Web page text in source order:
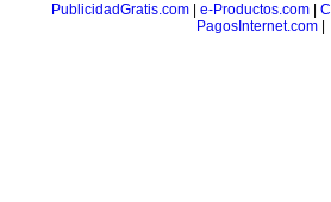
PublicidadGratis.com
e-Productos.com
PagosInternet.com